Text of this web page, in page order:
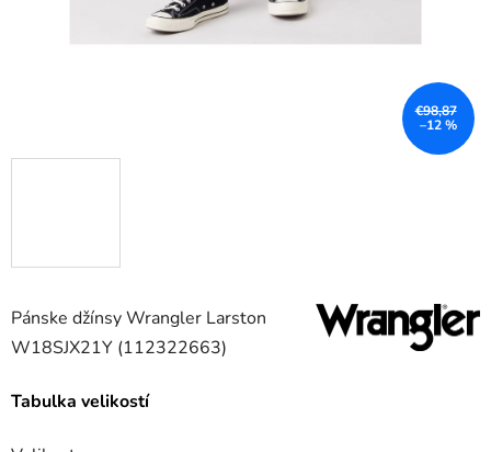
Pánske džínsy Wrangler Larston
W18SJX21Y (112322663)
Tabulka velikostí
€98,87
–12 %